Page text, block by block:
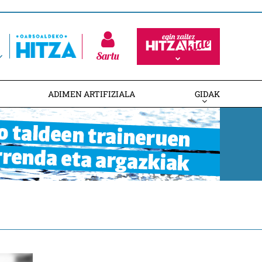
Sartu
ADIMEN ARTIFIZIALA GIDAK